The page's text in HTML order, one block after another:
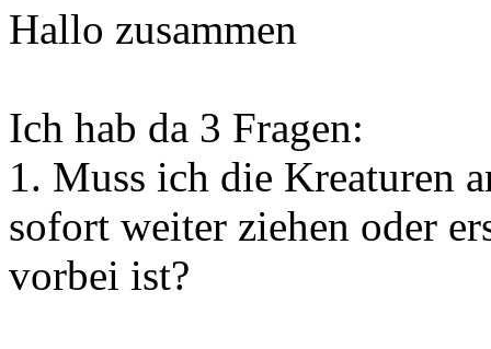
Hallo zusammen
Ich hab da 3 Fragen:
1. Muss ich die Kreaturen
sofort weiter ziehen oder
vorbei ist?